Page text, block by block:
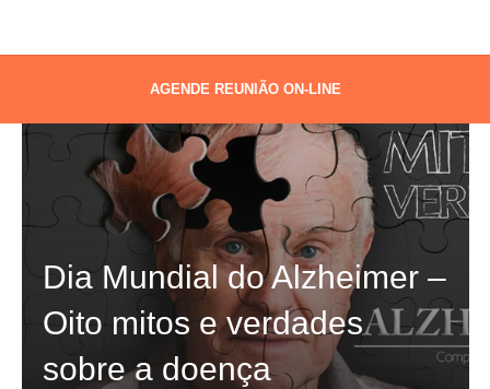
AGENDE REUNIÃO ON-LINE
Dia Mundial do Alzheimer –
Oito mitos e verdades
sobre a doença